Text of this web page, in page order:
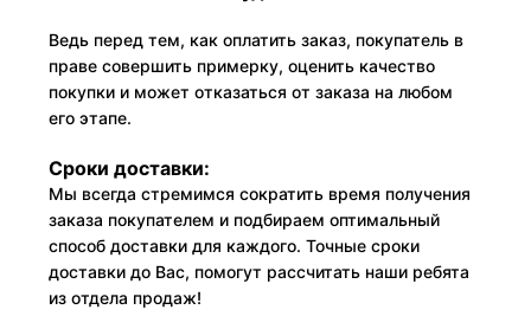
Ведь перед тем, как оплатить заказ, покупатель в
праве совершить примерку, оценить качество
покупки и может отказаться от заказа на любом
его этапе.
Сроки доставки:
Мы всегда стремимся сократить время получения
заказа покупателем и подбираем оптимальный
способ доставки для каждого. Точные сроки
доставки до Вас, помогут рассчитать наши ребята
из отдела продаж!